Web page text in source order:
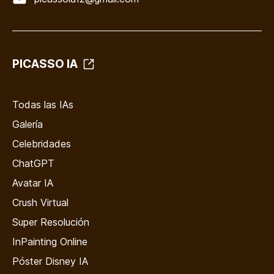
PICASSO IA
Todas las IAs
Galería
Celebridades
ChatGPT
Avatar IA
Crush Virtual
Super Resolución
InPainting Online
Póster Disney IA